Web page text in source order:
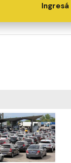
Ingresá